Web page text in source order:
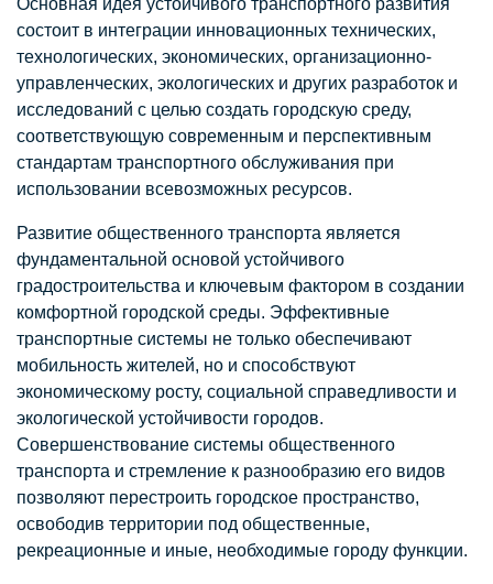
Основная идея устойчивого транспортного развития
состоит в интеграции инновационных технических,
технологических, экономических, организационно-
управленческих, экологических и других разработок и
исследований с целью создать городскую среду,
соответствующую современным и перспективным
стандартам транспортного обслуживания при
использовании всевозможных ресурсов.
Развитие общественного транспорта является
фундаментальной основой устойчивого
градостроительства и ключевым фактором в создании
комфортной городской среды. Эффективные
транспортные системы не только обеспечивают
мобильность жителей, но и способствуют
экономическому росту, социальной справедливости и
экологической устойчивости городов.
Совершенствование системы общественного
транспорта и стремление к разнообразию его видов
позволяют перестроить городское пространство,
освободив территории под общественные,
рекреационные и иные, необходимые городу функции.